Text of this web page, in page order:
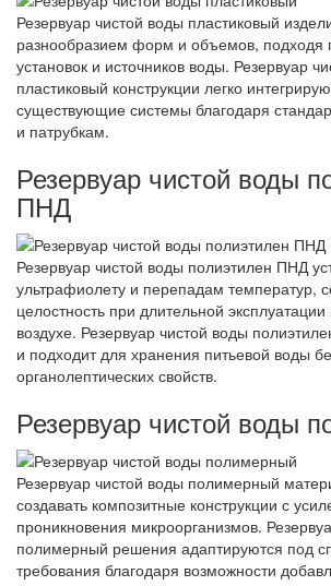
Резервуар чистой воды пластиковый
разнообразием форм и объемов, подходя
установок и источников воды. Резервуар
пластиковый конструкции легко
существующие системы благодаря
и патрубкам.
Резервуар чистой воды
ПНД
Резервуар чистой воды полиэтилен ПНД
ультрафиолету и перепадам температур,
целостность при длительной
воздухе. Резервуар чистой воды
и подходит для хранения питьевой воды
органолептических свойств.
Резервуар чистой воды
Резервуар чистой воды полимерный
создавать композитные конструкции с
проникновения микроорганизмов.
полимерный решения адаптируются под
требования благодаря возможности